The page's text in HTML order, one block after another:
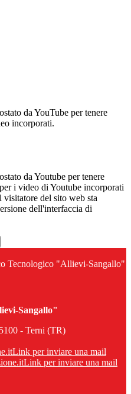
da YouTube per tenere
incorporati.
da Youtube per tenere
i video di Youtube incorporati
visitatore del sito web sta
dell'interfaccia di
Tecnologico "Allievi-Sangallo"
Sangallo"
- Terni (TR)
Link per inviare una mail
Link per inviare una mail